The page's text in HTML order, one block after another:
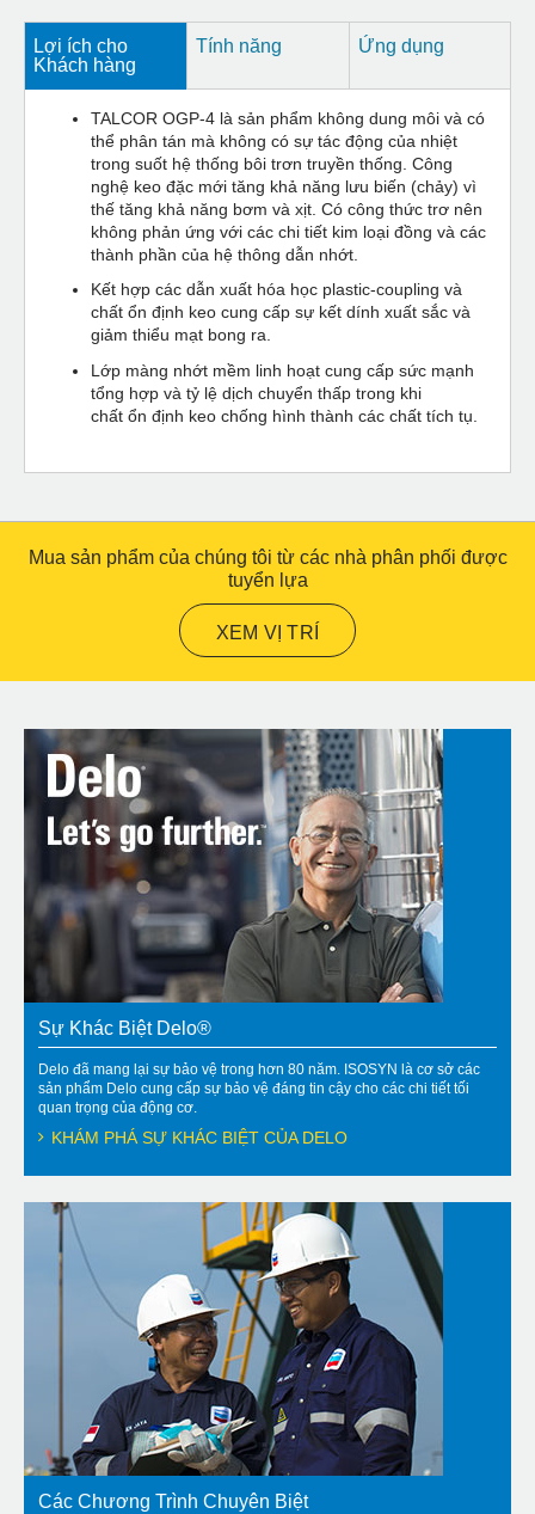
Lợi ích cho
Khách hàng
Tính năng Ứng dụng
TALCOR OGP-4 là sản phẩm không dung môi và có
thể phân tán mà không có sự tác động của nhiệt
trong suốt hệ thống bôi trơn truyền thống. Công
nghệ keo đặc mới tăng khả năng lưu biến (chảy) vì
thế tăng khả năng bơm và xịt. Có công thức trơ nên
không phản ứng với các chi tiết kim loại đồng và các
thành phần của hệ thông dẫn nhớt.
Kết hợp các dẫn xuất hóa học plastic-coupling và
chất ổn định keo cung cấp sự kết dính xuất sắc và
giảm thiểu mạt bong ra.
Lớp màng nhớt mềm linh hoạt cung cấp sức mạnh
tổng hợp và tỷ lệ dịch chuyển thấp trong khi
chất ổn định keo chống hình thành các chất tích tụ.
Mua sản phẩm của chúng tôi từ các nhà phân phối được
tuyển lựa
XEM VỊ TRÍ
Sự Khác Biệt Delo®
Delo đã mang lại sự bảo vệ trong hơn 80 năm. ISOSYN là cơ sở các
sản phẩm Delo cung cấp sự bảo vệ đáng tin cậy cho các chi tiết tối
quan trọng của động cơ.
KHÁM PHÁ SỰ KHÁC BIỆT CỦA DELO
Các Chương Trình Chuyên Biệt